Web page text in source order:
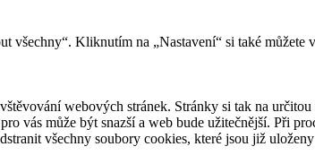
Kliknutím na „Nastavení“ si také můžete
webových stránek. Stránky si tak na
vás může být snazší a web bude užitečnější. Při
všechny soubory cookies, které jsou již